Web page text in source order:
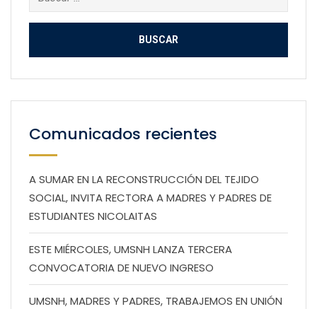
Comunicados recientes
A SUMAR EN LA RECONSTRUCCIÓN DEL TEJIDO
SOCIAL, INVITA RECTORA A MADRES Y PADRES DE
ESTUDIANTES NICOLAITAS
ESTE MIÉRCOLES, UMSNH LANZA TERCERA
CONVOCATORIA DE NUEVO INGRESO
UMSNH, MADRES Y PADRES, TRABAJEMOS EN UNIÓN